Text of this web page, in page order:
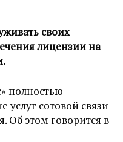
своих
лицензии на
полностью
услуг сотовой связи
Об этом говорится в